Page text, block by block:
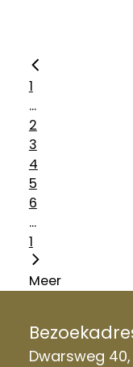
1
...
2
3
4
5
6
...
1
Meer
Dwarsweg 40,